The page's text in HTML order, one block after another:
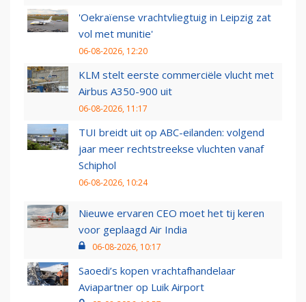
'Oekraïense vrachtvliegtuig in Leipzig zat
vol met munitie'
06-08-2026, 12:20
KLM stelt eerste commerciële vlucht met
Airbus A350-900 uit
06-08-2026, 11:17
TUI breidt uit op ABC-eilanden: volgend
jaar meer rechtstreekse vluchten vanaf
Schiphol
06-08-2026, 10:24
Nieuwe ervaren CEO moet het tij keren
voor geplaagd Air India
06-08-2026, 10:17
Saoedi’s kopen vrachtafhandelaar
Aviapartner op Luik Airport